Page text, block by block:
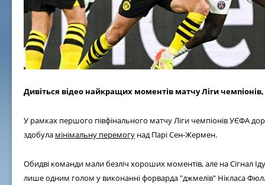
Дивіться відео найкращих моментів матчу Ліги
У рамках першого півфінального матчу Ліги чемпіонів УЄФА
здобула мінімальну перемогу над Парі Сен-Жермен.
Обидві команди мали безліч хороших моментів, але на Сігнал
лише одним голом у виконанні форварда "джмелів" Нікласа